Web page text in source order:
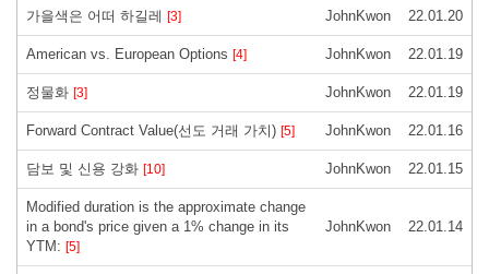
가을색은 어떠 하길레 [3] JohnKwon 22.01.20
American vs. European Options [4] JohnKwon 22.01.19
정물화 [3] JohnKwon 22.01.19
Forward Contract Value(선도 거래 가치) [5] JohnKwon 22.01.16
담보 및 신용 강화 [10] JohnKwon 22.01.15
Modified duration is the approximate change
in a bond's price given a 1% change in its
YTM: [5]
JohnKwon 22.01.14